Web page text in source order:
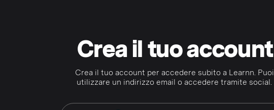
Crea il tuo account
Crea il tuo account per accedere subito a Learnn. Puoi
utilizzare un indirizzo email o accedere tramite social.